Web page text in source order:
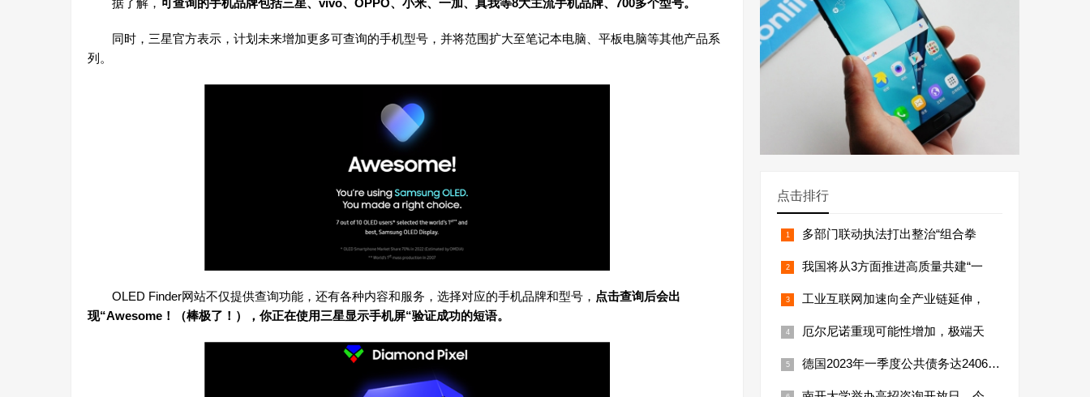
同时，三星官方表示，计划未来增加更多可查询的手机型号，并将范围扩大至笔记本电脑、平板电脑等其他产品系
列。
OLED Finder网站不仅提供查询功能，还有各种内容和服务，选择对应的手机品牌和型号， 点击查询后会出
现“Awesome！（棒极了！），你正在使用三星显示手机屏“验证成功的短语。
点击排行
多部门联动执法打出整治“组合拳
我国将从3方面推进高质量共建“一
工业互联网加速向全产业链延伸，
厄尔尼诺重现可能性增加，极端天
德国2023年一季度公共债务达24066亿